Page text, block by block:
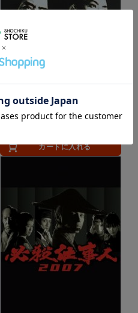
ゆうパケット便 DVD
必殺仕掛人 春雪仕掛針 [DVD]
カートに入れる